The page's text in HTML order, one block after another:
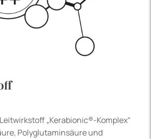
„Kerabionic®-Komplex“
Polyglutaminsäure und